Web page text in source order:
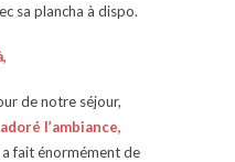
sa plancha à dispo.
de notre séjour,
l’ambiance,
fait énormément de